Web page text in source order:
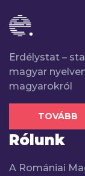
Erdélystat –
magyar
magyarokról
TOVÁBB
Rólunk
A Romániai